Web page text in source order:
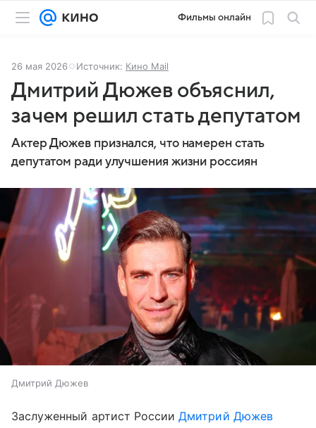
Фильмы онлайн
26 мая 2026 Источник: Кино Mail
Дмитрий Дюжев объяснил,
зачем решил стать депутатом
Актер Дюжев признался, что намерен стать
депутатом ради улучшения жизни россиян
Дмитрий Дюжев
Заслуженный артист РоссииДмитрий Дюжев